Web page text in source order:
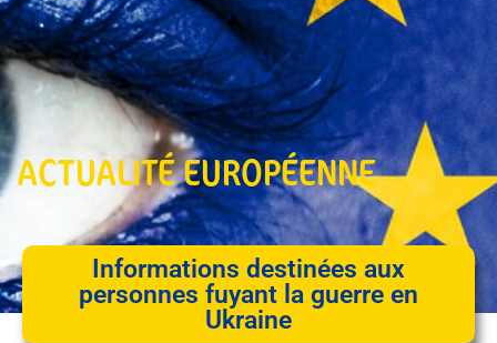
ACTUALITÉ EUROPÉENNE
Informations destinées aux
personnes fuyant la guerre en
Ukraine